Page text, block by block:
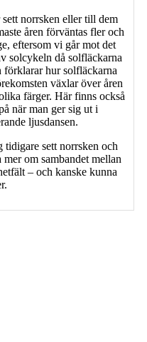
norrsken eller till dem
åren förväntas fler och
eftersom vi går mot det
solcykeln då solfläckarna
hur solfläckarna
växlar över åren
färger. Här finns också
när man ger sig ut i
ljusdansen.
tidigare sett norrsken och
om sambandet mellan
– och kanske kunna